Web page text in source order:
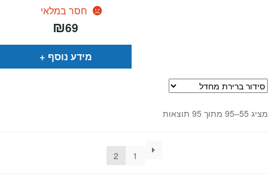
חסר במלאי
₪69
מידע נוסף
מציג 55–95 מתוך 95 תוצאות
1
2